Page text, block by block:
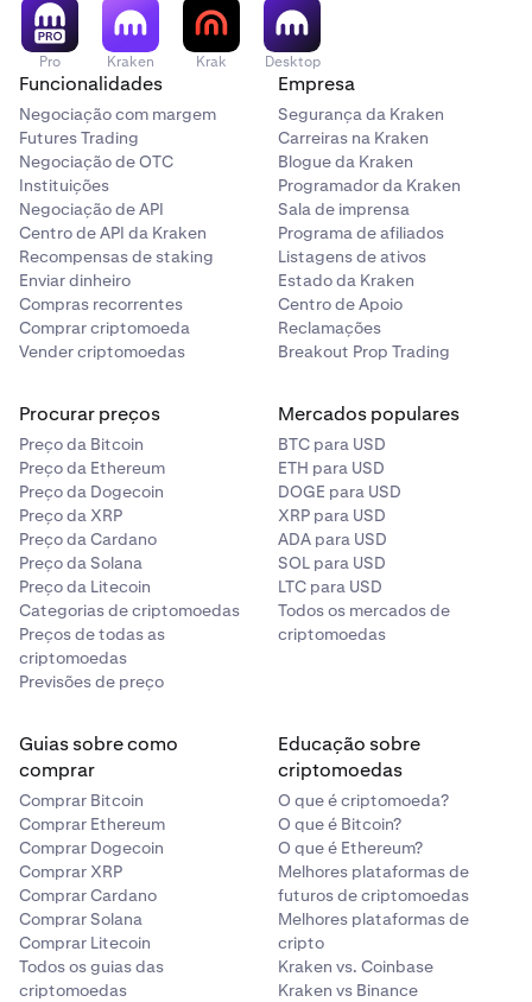
as retenções acumulam-se até cada uma liquidar.
Pro Kraken Krak Desktop
Funcionalidades
Negociação com margem
Futures Trading
Negociação de OTC
Instituições
Negociação de API
Centro de API da Kraken
Recompensas de staking
Enviar dinheiro
Compras recorrentes
Comprar criptomoeda
Vender criptomoedas
Empresa
Segurança da Kraken
Carreiras na Kraken
Blogue da Kraken
Programador da Kraken
Sala de imprensa
Programa de afiliados
Listagens de ativos
Estado da Kraken
Centro de Apoio
Reclamações
Breakout Prop Trading
Procurar preços
Preço da Bitcoin
Preço da Ethereum
Preço da Dogecoin
Preço da XRP
Preço da Cardano
Preço da Solana
Preço da Litecoin
Categorias de criptomoedas
Preços de todas as
criptomoedas
Previsões de preço
Mercados populares
BTC para USD
ETH para USD
DOGE para USD
XRP para USD
ADA para USD
SOL para USD
LTC para USD
Todos os mercados de
criptomoedas
Guias sobre como
comprar
Comprar Bitcoin
Comprar Ethereum
Comprar Dogecoin
Comprar XRP
Comprar Cardano
Comprar Solana
Comprar Litecoin
Todos os guias das
criptomoedas
Educação sobre
criptomoedas
O que é criptomoeda?
O que é Bitcoin?
O que é Ethereum?
Melhores plataformas de
futuros de criptomoedas
Melhores plataformas de
cripto
Kraken vs. Coinbase
Kraken vs Binance